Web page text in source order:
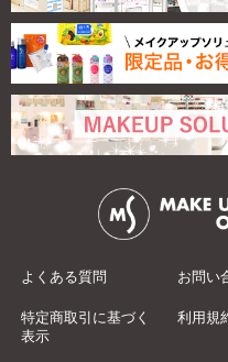
よくある質問 お問い
特定商取引に基づく
表示
利用規